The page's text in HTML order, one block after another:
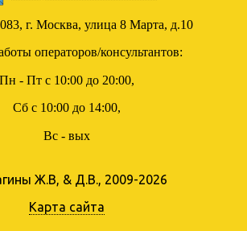
г. Москва, улица 8 Марта, д.10
операторов/консультантов:
Пн - Пт с 10:00 до 20:00,
Сб с 10:00 до 14:00,
Вс - вых
Ж.В, & Д.В., 2009-2026
Карта сайта